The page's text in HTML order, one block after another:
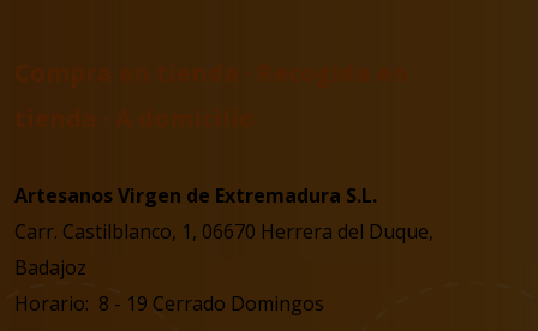
Artesanos Virgen de Extremadura S.L.
Carr. Castilblanco, 1, 06670 Herrera del Duque,
Badajoz
Horario: 8 - 19 Cerrado Domingos